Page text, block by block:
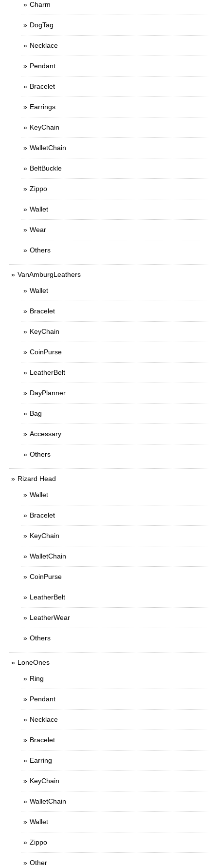
Charm
DogTag
Necklace
Pendant
Bracelet
Earrings
KeyChain
WalletChain
BeltBuckle
Zippo
Wallet
Wear
Others
VanAmburgLeathers
Wallet
Bracelet
KeyChain
CoinPurse
LeatherBelt
DayPlanner
Bag
Accessary
Others
Rizard Head
Wallet
Bracelet
KeyChain
WalletChain
CoinPurse
LeatherBelt
LeatherWear
Others
LoneOnes
Ring
Pendant
Necklace
Bracelet
Earring
KeyChain
WalletChain
Wallet
Zippo
Other